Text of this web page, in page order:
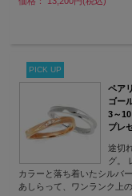
PICK UP
ペア
ゴー
3～
プレ
途切
グ。
カラーと落ち着いたシルバ
あしらって、ワンランク上の